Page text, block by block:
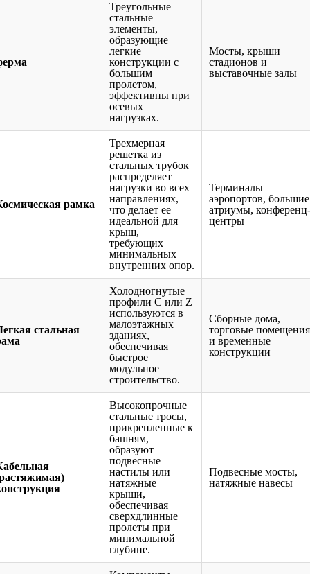
Треугольные
стальные
элементы,
образующие
легкие
конструкции с
большим
пролетом,
эффективны при
осевых
нагрузках.
Мосты, крыши
стадионов и
выставочные залы
рамка
Трехмерная
решетка из
стальных трубок
распределяет
нагрузки во всех
направлениях,
что делает ее
идеальной для
крыш,
требующих
минимальных
внутренних опор.
Терминалы
аэропортов, большие
атриумы, конференц-
центры
стальная
Холодногнутые
профили C или Z
используются в
малоэтажных
зданиях,
обеспечивая
быстрое
модульное
строительство.
Сборные дома,
торговые помещения
и временные
конструкции
Высокопрочные
стальные тросы,
прикрепленные к
башням,
образуют
подвесные
настилы или
натяжные
крыши,
обеспечивая
сверхдлинные
пролеты при
минимальной
глубине.
Подвесные мосты,
натяжные навесы